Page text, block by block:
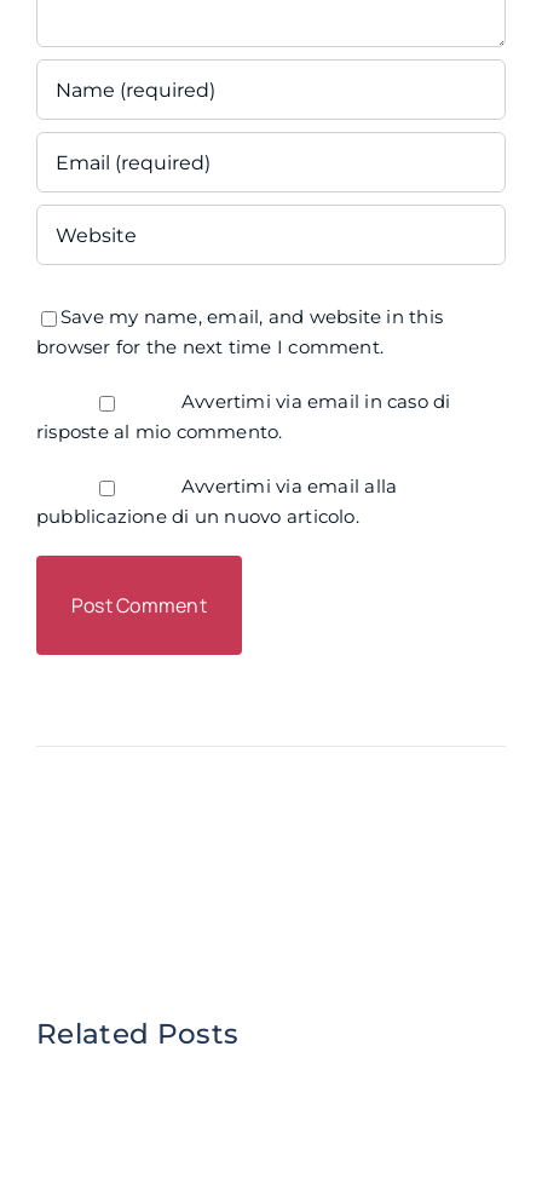
Save my name, email, and website in this
browser for the next time I comment.
Avvertimi via email in caso di
risposte al mio commento.
Avvertimi via email alla
pubblicazione di un nuovo articolo.
Related Posts